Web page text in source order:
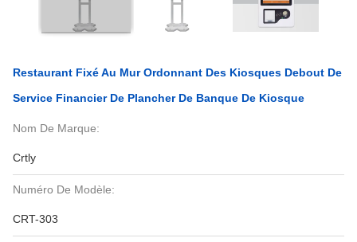
Restaurant Fixé Au Mur Ordonnant Des Kiosques Debout De
Service Financier De Plancher De Banque De Kiosque
Nom De Marque:
Crtly
Numéro De Modèle:
CRT-303